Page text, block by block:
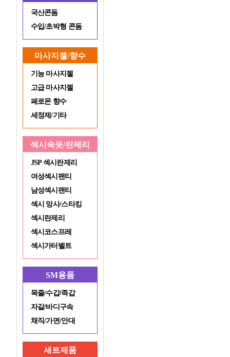
국산콘돔
수입/초박형 콘돔
마사지젤/향수
기능 마사지젤
고급 마사지젤
페로몬 향수
세정제/기타
섹시속옷/란제리
JSP 섹시란제리
여성섹시팬티
남성섹시팬티
섹시 망사/스타킹
섹시란제리
섹시코스프레
섹시가터벨트
SM용품
목줄/수갑/족갑
자갈/바디구속
채직/가면/안대
세트제품